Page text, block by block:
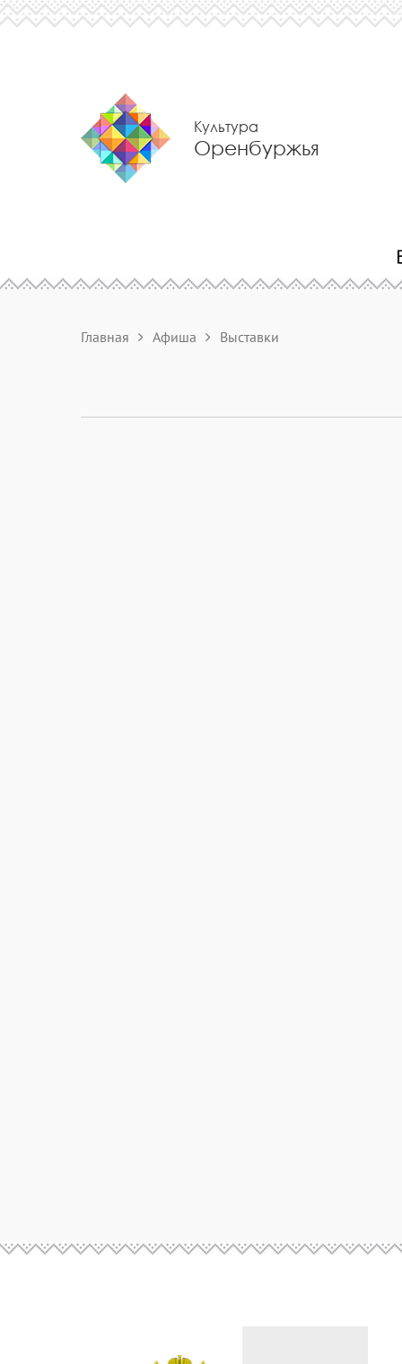
Культура
Оренбуржья
Главная Афиша Выставки
Министерство